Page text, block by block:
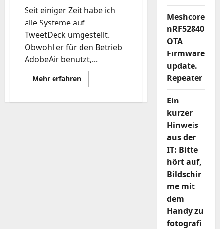
Seit einiger Zeit habe ich
alle Systeme auf
TweetDeck umgestellt.
Obwohl er für den Betrieb
AdobeAir benutzt,...
Mehr erfahrenMehr
Informationen
mit
Meshcore
nRF52840
OTA
Firmware
update.
Repeater
Ein
kurzer
Hinweis
aus der
IT: Bitte
hört auf,
Bildschir
me mit
dem
Handy zu
fotografi